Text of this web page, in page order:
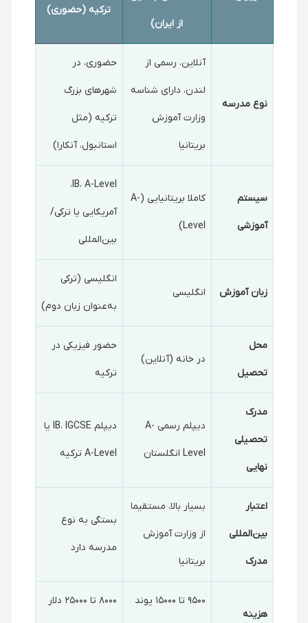
از ایران)
ترکیه (حضوری)
نوع مدرسه
آنلاین، رسمی از
لندن، دارای شناسه
وزارت آموزش
بریتانیا
حضوری، در
شهرهای بزرگ
ترکیه (مثل
استانبول، آنکارا)
سیستم
آموزشی
کاملا بریتانیایی (A-
Level)
IB، A-Level،
آمریکایی یا ترکی/
بین‌المللی
زبان آموزش انگلیسی
انگلیسی (ترکی
به‌عنوان زبان دوم)
محل
تحصیل
در خانه (آنلاین)
حضور فیزیکی در
ترکیه
مدرک
تحصیلی
نهایی
دیپلم رسمی A-
Level انگلستان
دیپلم IB، IGCSE یا
A-Level ترکیه
اعتبار
بین‌المللی
مدرک
بسیار بالا، مستقیما
از وزارت آموزش
بریتانیا
بستگی به نوع
مدرسه دارد
هزینه
۹۵۰۰ تا ۱۵۰۰۰ پوند ۸۰۰۰ تا ۲۵۰۰۰ دلار